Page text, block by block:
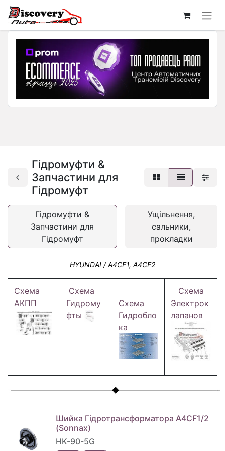
Гідромуфти &
Запчастини для
Гідромуфт
Гідромуфти &
Запчастини для
Гідромуфт
Ущільнення,
сальники,
прокладки
HYUNDAI / A4CF1, A4CF2
Схема
АКПП
Схема
Гидрому
фты
Схема
Гидробло
ка
Схема
Электрок
лапанов
Шийка Гідротрансформатора A4CF1/2
(Sonnax)
HK-90-5G